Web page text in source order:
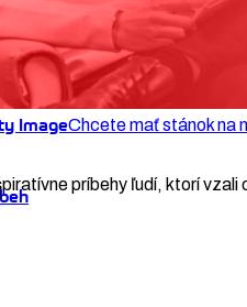
Chcete mať stánok na
príbehy ľudí, ktorí